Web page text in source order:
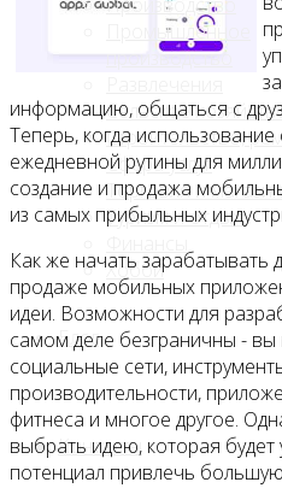
Промышленное
производство
Сельское
Строительство,
Сфера услуг
Торговля и
Туризм и отдых
Хобби
Блог
Контакты
информацию, общаться с
Теперь, когда
ежедневной рутины для
создание и продажа
из самых прибыльных
Как же начать зарабатывать
продаже мобильных
идеи. Возможности для
самом деле безграничны -
социальные сети,
производительности,
фитнеса и многое другое.
выбрать идею, которая будет
потенциал привлечь